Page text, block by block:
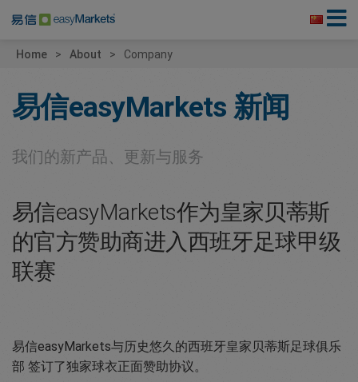
Home About Company
易信easyMarkets 新闻
我们的新产品、更新与服务
易信easyMarkets作为皇家贝蒂斯
的官方赞助商进入西班牙足球甲级
联赛
易信easyMarkets与历史悠久的西班牙皇家贝蒂斯足球俱乐
部 签订了独家球衣正面赞助协议。